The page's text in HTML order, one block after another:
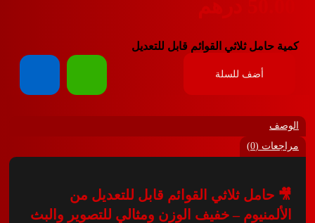
ثلاثي القوائم قابل للتعديل
ثلاثي القوائم قابل للتعديل من
– خفيف الوزن ومثالي للتصوير والبث